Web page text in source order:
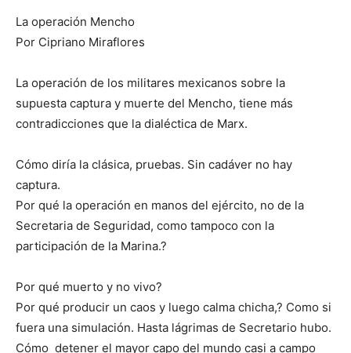
La operación Mencho
Por Cipriano Miraflores
La operación de los militares mexicanos sobre la
supuesta captura y muerte del Mencho, tiene más
contradicciones que la dialéctica de Marx.
Cómo diría la clásica, pruebas. Sin cadáver no hay
captura.
Por qué la operación en manos del ejército, no de la
Secretaria de Seguridad, como tampoco con la
participación de la Marina.?
Por qué muerto y no vivo?
Por qué producir un caos y luego calma chicha,? Como si
fuera una simulación. Hasta lágrimas de Secretario hubo.
Cómo detener el mayor capo del mundo casi a campo